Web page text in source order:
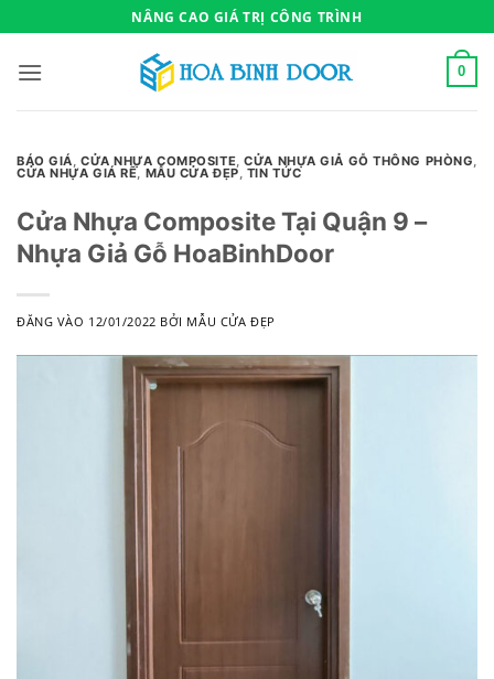
qua
nội
NÂNG CAO GIÁ TRỊ CÔNG TRÌNH
0
BÁO GIÁ,CỬA NHỰA COMPOSITE,CỬA NHỰA GIẢ GỖ THÔNG PHÒNG,
CỬA NHỰA GIÁ RẼ, MẪU CỬA ĐẸP, TIN TỨC
Cửa Nhựa Composite Tại Quận 9 –
Nhựa Giả Gỗ HoaBinhDoor
ĐĂNG VÀO 12/01/2022 BỞI MẪU CỬA ĐẸP